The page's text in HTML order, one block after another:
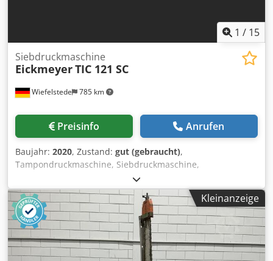
ausgeschlossen. - Verkauf zu unseren AGB`s.
1 / 15
Wiefelstede 785 km
Siebdruckmaschine
EickmeyerTIC 121 SC
Preisinfo Anrufen
Baujahr: 2020, Zustand: gut (gebraucht),
Tampondruckmaschine, Siebdruckmaschine,
Runddruckmaschine, Pad Printer -Hersteller: Eickmeyer,
Siebdruckmaschine Tampondruckmaschine -Typ: TIC 121
SC -Spannung: 230 V -Tischgröße: 180 x 100 mm -
Ausladung: 165 mm -Bedienung: mit Fußpedal Dcjdpsx Ei
Twofx Afiek -Anzahl: 3x Tampondruckmaschine vorhanden
-Preis: pro Stück -Transportabmessung: 670/400/H530 mm
-Gewicht: 50 kg/Stück
Kleinanzeige